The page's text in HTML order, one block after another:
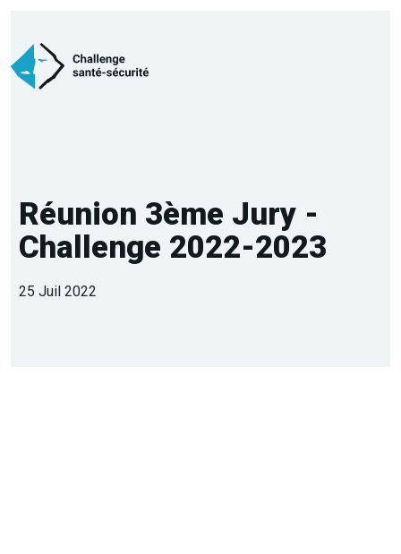
Réunion 3ème Jury -
Challenge 2022-2023
25 Juil 2022